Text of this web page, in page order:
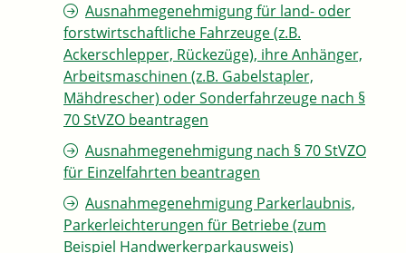
Ausnahmegenehmigung für land- oder
forstwirtschaftliche Fahrzeuge (z.B.
Ackerschlepper, Rückezüge), ihre Anhänger,
Arbeitsmaschinen (z.B. Gabelstapler,
Mähdrescher) oder Sonderfahrzeuge nach §
70 StVZO beantragen
Ausnahmegenehmigung nach § 70 StVZO
für Einzelfahrten beantragen
Ausnahmegenehmigung Parkerlaubnis,
Parkerleichterungen für Betriebe (zum
Beispiel Handwerkerparkausweis)